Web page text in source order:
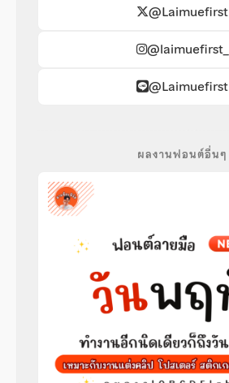
@Laimuefirst
@laimuefirst_
@Laimuefirst
ผลงานฟอนต์อื่นๆ